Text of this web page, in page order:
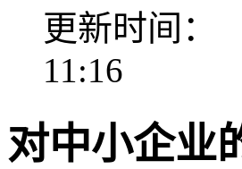
更新时间：
11:16
对中小企业